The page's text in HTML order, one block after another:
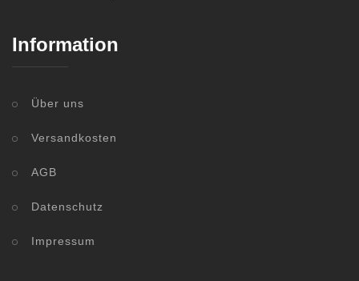
Information
Über uns
Versandkosten
AGB
Datenschutz
Impressum